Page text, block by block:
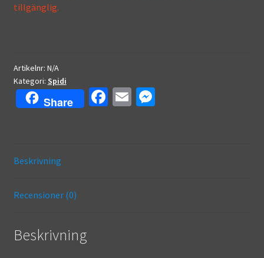
tillgänglig.
Artikelnr: N/A
Kategori: Spidi
Share
Fa E M
Beskrivning
Recensioner (0)
Beskrivning